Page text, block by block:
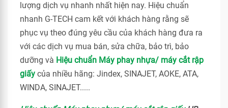
lượng dịch vụ nhanh nhất hiện nay. Hiệu chuẩn
nhanh G-TECH cam kết với khách hàng rằng sẽ
phục vụ theo đúng yêu cầu của khách hàng đưa ra
với các dịch vụ mua bán, sửa chữa, bảo trì, bảo
dưỡng và Hiệu chuẩn Máy phay nhựa/ máy cắt rập
giấy của nhiều hãng: Jindex, SINAJET, AOKE, ATA,
WINDA, SINAJET.....